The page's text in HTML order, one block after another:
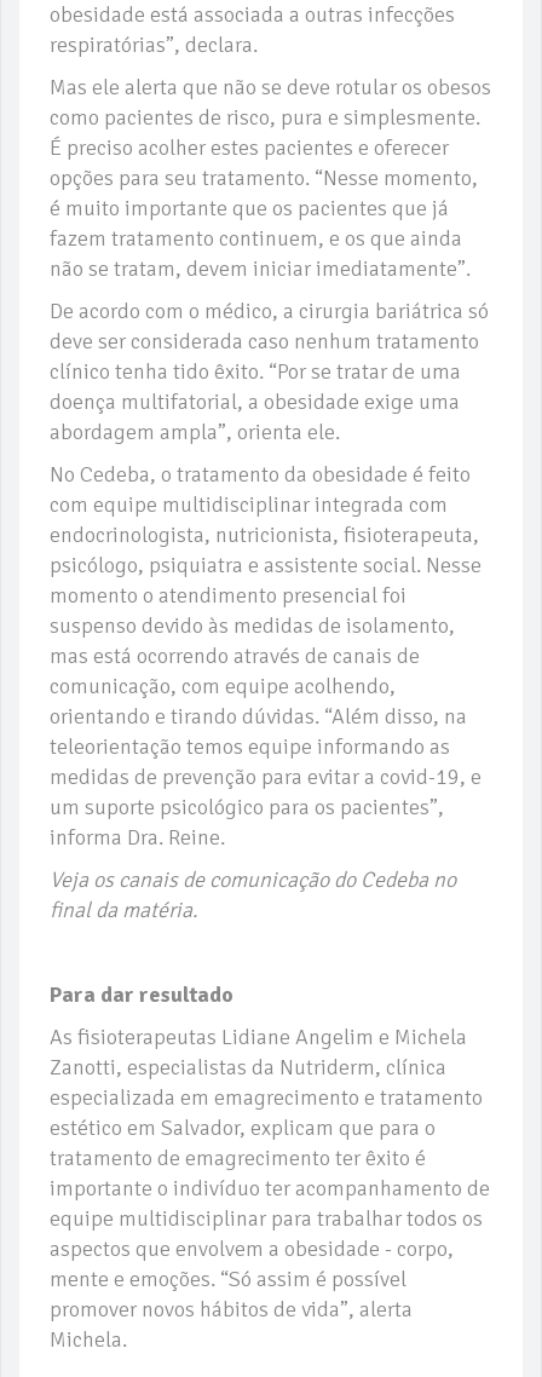
obesidade está associada a outras infecções
respiratórias”, declara.
Mas ele alerta que não se deve rotular os obesos
como pacientes de risco, pura e simplesmente.
É preciso acolher estes pacientes e oferecer
opções para seu tratamento. “Nesse momento,
é muito importante que os pacientes que já
fazem tratamento continuem, e os que ainda
não se tratam, devem iniciar imediatamente”.
De acordo com o médico, a cirurgia bariátrica só
deve ser considerada caso nenhum tratamento
clínico tenha tido êxito. “Por se tratar de uma
doença multifatorial, a obesidade exige uma
abordagem ampla”, orienta ele.
No Cedeba, o tratamento da obesidade é feito
com equipe multidisciplinar integrada com
endocrinologista, nutricionista, fisioterapeuta,
psicólogo, psiquiatra e assistente social. Nesse
momento o atendimento presencial foi
suspenso devido às medidas de isolamento,
mas está ocorrendo através de canais de
comunicação, com equipe acolhendo,
orientando e tirando dúvidas. “Além disso, na
teleorientação temos equipe informando as
medidas de prevenção para evitar a covid-19, e
um suporte psicológico para os pacientes”,
informa Dra. Reine.
Veja os canais de comunicação do Cedeba no
final da matéria.
Para dar resultado
As fisioterapeutas Lidiane Angelim e Michela
Zanotti, especialistas da Nutriderm, clínica
especializada em emagrecimento e tratamento
estético em Salvador, explicam que para o
tratamento de emagrecimento ter êxito é
importante o indivíduo ter acompanhamento de
equipe multidisciplinar para trabalhar todos os
aspectos que envolvem a obesidade - corpo,
mente e emoções. “Só assim é possível
promover novos hábitos de vida”, alerta
Michela.